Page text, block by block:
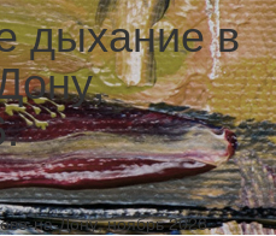
дыхание в
на-Дону, ноябрь 2026.